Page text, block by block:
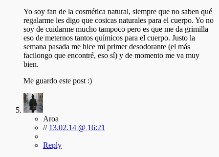
Yo soy fan de la cosmética natural, siempre que no saben qué
regalarme les digo que cosicas naturales para el cuerpo. Yo no
soy de cuidarme mucho tampoco pero es que me da grimilla
eso de meternos tantos químicos para el cuerpo. Justo la
semana pasada me hice mi primer desodorante (el más
facilongo que encontré, eso sí) y de momento me va muy
bien.
Me guardo este post :)
Aroa
// 13.02.14 @ 16:21
Reply